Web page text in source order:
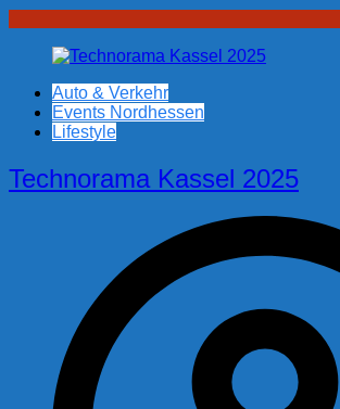
Auto & Verkehr
Events Nordhessen
Lifestyle
Technorama Kassel 2025